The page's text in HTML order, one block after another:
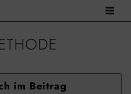
im Beitrag